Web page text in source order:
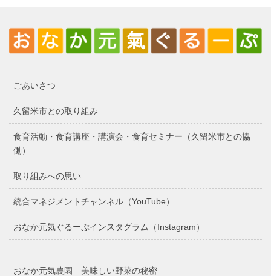
ごあいさつ
久留米市との取り組み
食育活動・食育講座・講演会・食育セミナー（久留米市との協
働）
取り組みへの思い
統合マネジメントチャンネル（YouTube）
おなか元気ぐるーぷインスタグラム（Instagram）
おなか元気農園 美味しい野菜の秘密